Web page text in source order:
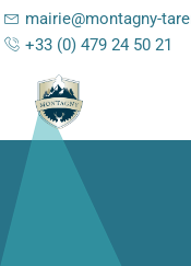
mairie@montagny-
+33 (0) 479 24 50 21